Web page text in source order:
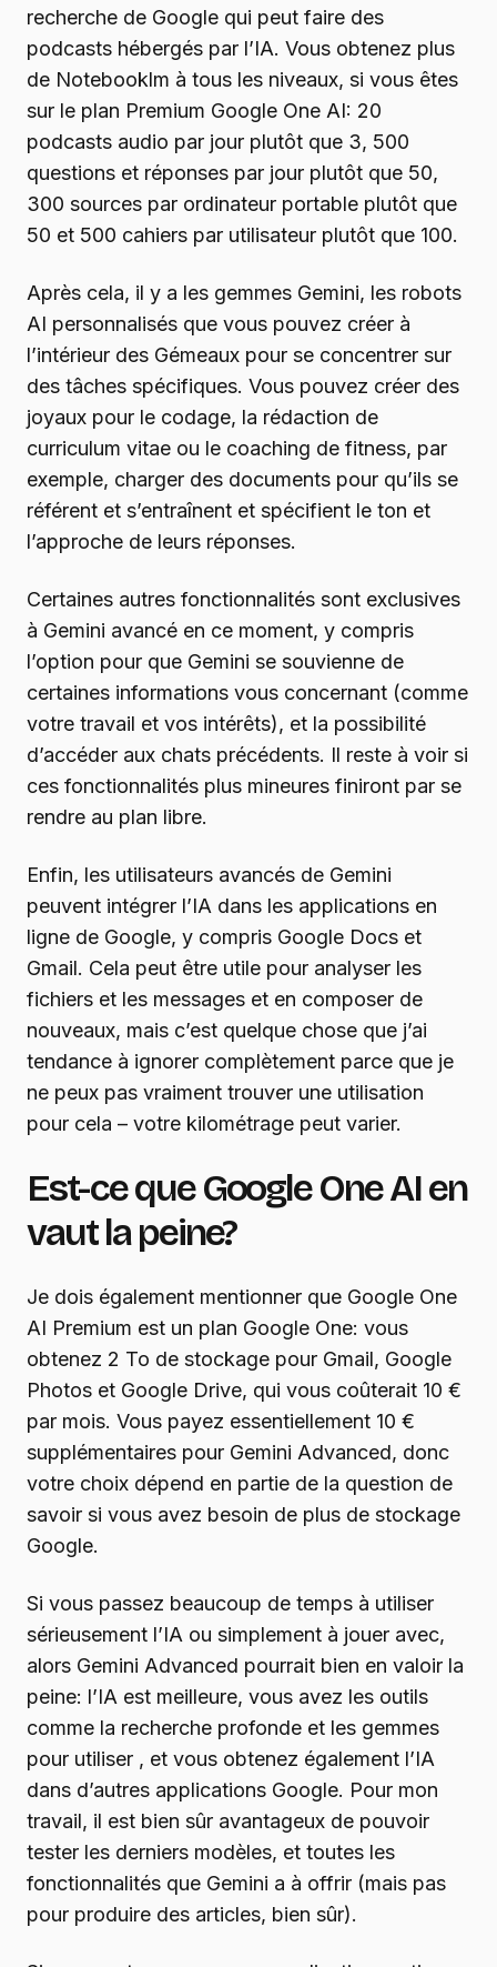
recherche de Google qui peut faire des
podcasts hébergés par l’IA. Vous obtenez plus
de Notebooklm à tous les niveaux, si vous êtes
sur le plan Premium Google One AI: 20
podcasts audio par jour plutôt que 3, 500
questions et réponses par jour plutôt que 50,
300 sources par ordinateur portable plutôt que
50 et 500 cahiers par utilisateur plutôt que 100.
Après cela, il y a les gemmes Gemini, les robots
AI personnalisés que vous pouvez créer à
l’intérieur des Gémeaux pour se concentrer sur
des tâches spécifiques. Vous pouvez créer des
joyaux pour le codage, la rédaction de
curriculum vitae ou le coaching de fitness, par
exemple, charger des documents pour qu’ils se
référent et s’entraînent et spécifient le ton et
l’approche de leurs réponses.
Certaines autres fonctionnalités sont exclusives
à Gemini avancé en ce moment, y compris
l’option pour que Gemini se souvienne de
certaines informations vous concernant (comme
votre travail et vos intérêts), et la possibilité
d’accéder aux chats précédents. Il reste à voir si
ces fonctionnalités plus mineures finiront par se
rendre au plan libre.
Enfin, les utilisateurs avancés de Gemini
peuvent intégrer l’IA dans les applications en
ligne de Google, y compris Google Docs et
Gmail. Cela peut être utile pour analyser les
fichiers et les messages et en composer de
nouveaux, mais c’est quelque chose que j’ai
tendance à ignorer complètement parce que je
ne peux pas vraiment trouver une utilisation
pour cela – votre kilométrage peut varier.
Est-ce que Google One AI en
vaut la peine?
Je dois également mentionner que Google One
AI Premium est un plan Google One: vous
obtenez 2 To de stockage pour Gmail, Google
Photos et Google Drive, qui vous coûterait 10 €
par mois. Vous payez essentiellement 10 €
supplémentaires pour Gemini Advanced, donc
votre choix dépend en partie de la question de
savoir si vous avez besoin de plus de stockage
Google.
Si vous passez beaucoup de temps à utiliser
sérieusement l’IA ou simplement à jouer avec,
alors Gemini Advanced pourrait bien en valoir la
peine: l’IA est meilleure, vous avez les outils
comme la recherche profonde et les gemmes
pour utiliser , et vous obtenez également l’IA
dans d’autres applications Google. Pour mon
travail, il est bien sûr avantageux de pouvoir
tester les derniers modèles, et toutes les
fonctionnalités que Gemini a à offrir (mais pas
pour produire des articles, bien sûr).